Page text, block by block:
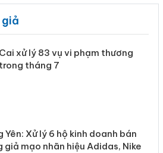
giả
xử lý 83 vụ vi phạm thương
tháng 7
Yên: Xử lý 6 hộ kinh doanh bán
giả mạo nhãn hiệu Adidas, Nike